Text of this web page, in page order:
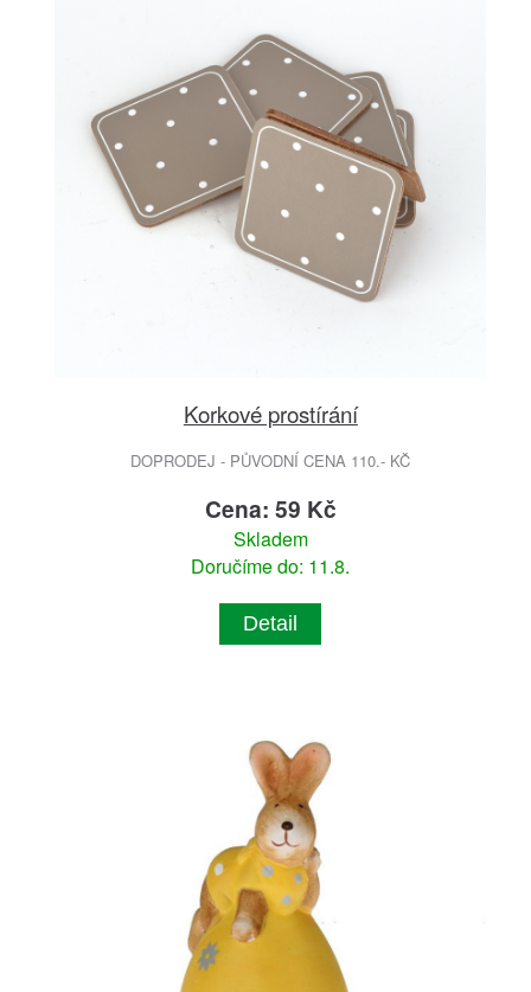
Korkové prostírání
DOPRODEJ - PŮVODNÍ CENA 110.- KČ
Cena: 59 Kč
Skladem
Doručíme do: 11.8.
Detail